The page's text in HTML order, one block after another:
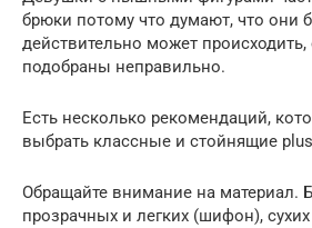
брюки потому что думают, что они
действительно может
подобраны неправильно.
Есть несколько рекомендаций,
выбрать классные и стойнящие
Обращайте внимание на материал.
прозрачных и легких (шифон),